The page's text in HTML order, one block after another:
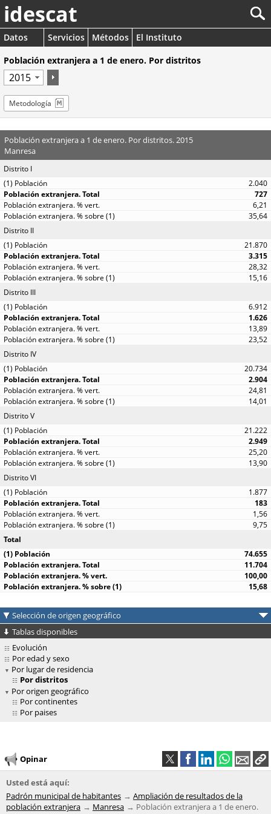
idescat
Datos Servicios Métodos
El Instituto
Población extranjera a 1 de enero. Por distritos
Metodología
Población extranjera a 1 de enero. Por distritos. 2015
Manresa
Distrito I
2.040
727
6,21
35,64
Distrito II
21.870
3.315
28,32
15,16
Distrito III
6.912
1.626
13,89
23,52
Distrito IV
20.734
2.904
24,81
14,01
Distrito V
21.222
2.949
25,20
13,90
Distrito VI
1.877
183
1,56
9,75
Total
74.655
11.704
100,00
15,68
Selección de origen geográfico
Tablas disponibles
Evolución
Por edad y sexo
Por lugar de residencia
Por distritos
Por origen geográfico
Por continentes
Por paises
Opinar
Usted está aquí:
Padrón municipal de habitantes
Ampliación de resultados de la
población extranjera
Manresa
Población extranjera a 1 de enero.